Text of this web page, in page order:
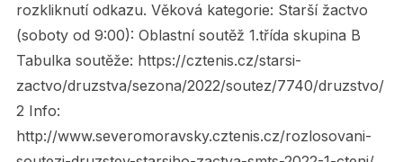
rozkliknutí odkazu. Věková kategorie: Starší žactvo
(soboty od 9:00): Oblastní soutěž 1.třída skupina B
Tabulka soutěže: https://cztenis.cz/starsi-
zactvo/druzstva/sezona/2022/soutez/7740/druzstvo/
2 Info:
http://www.severomoravsky.cztenis.cz/rozlosovani-